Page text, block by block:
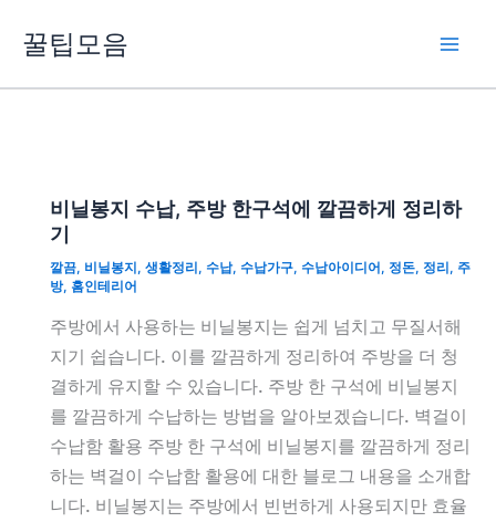
꿀팁모음
비닐봉지 수납, 주방 한구석에 깔끔하게 정리하
기
깔끔, 비닐봉지, 생활정리, 수납, 수납가구, 수납아이디어, 정돈, 정리, 주
방, 홈인테리어
주방에서 사용하는 비닐봉지는 쉽게 넘치고 무질서해
지기 쉽습니다. 이를 깔끔하게 정리하여 주방을 더 청
결하게 유지할 수 있습니다. 주방 한 구석에 비닐봉지
를 깔끔하게 수납하는 방법을 알아보겠습니다. 벽걸이
수납함 활용 주방 한 구석에 비닐봉지를 깔끔하게 정리
하는 벽걸이 수납함 활용에 대한 블로그 내용을 소개합
니다. 비닐봉지는 주방에서 빈번하게 사용되지만 효율